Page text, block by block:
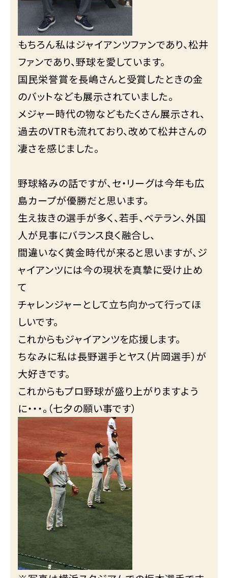
もちろん私はジャイアンツファンであり、松井
ファンであり、野球を愛しています。
国民栄誉賞を長嶋さんと受賞したときの金
のバットなども展示されていました。
メジャー時代の物などもたくさん展示され、
過去のVTRも流れており、改めて松井さんの
凄さを感じました。
野球絡みの話ですが、セ・リーグは今年も広
島カープが優勝だと思います。
生え抜きの選手が多く、若手、ベテラン、外国
人が見事にバランス良く融合し、
間違いなく黄金時代が来ると思いますが、ジ
ャイアンツには今の現状を真摯に受け止め
て
チャレンジャーとして立ち向かって行ってほ
しいです。
これからもジャイアンツを応援します。
ちなみに私は長野選手とヤス（片岡選手）が
大好きです。
これからもプロ野球が盛り上がりますよう
に・・・。（七夕の願い事です）